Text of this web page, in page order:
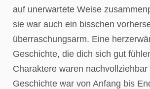
auf unerwartete Weise
sie war auch ein bisschen
überraschungsarm. Eine
Geschichte, die dich sich gut
Charaktere waren nachvollziehbar
Geschichte war von Anfang bis